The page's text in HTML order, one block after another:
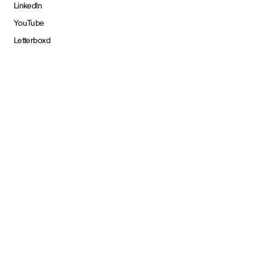
LinkedIn
YouTube
Letterboxd